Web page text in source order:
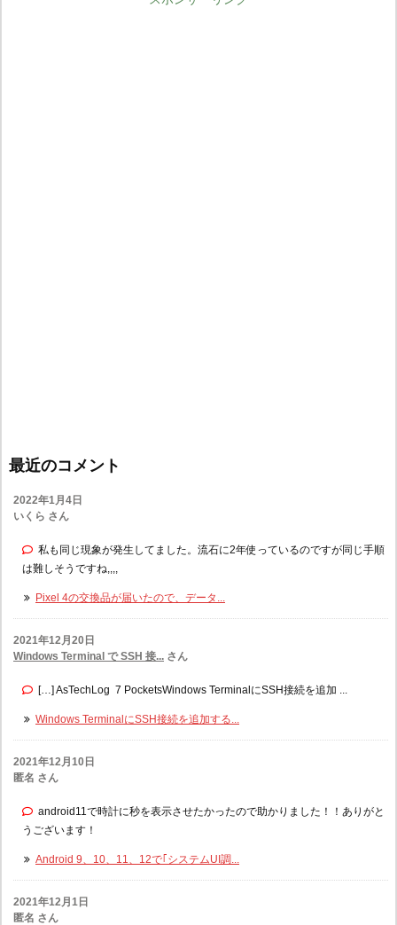
最近のコメント
2022年1月4日
いくら さん
私も同じ現象が発生してました。流石に2年使っているのですが同じ手順
は難しそうですね,,,,
Pixel 4の交換品が届いたので、データ...
2021年12月20日
Windows Terminal で SSH 接... さん
[…] AsTechLog 7 PocketsWindows TerminalにSSH接続を追加 ...
Windows TerminalにSSH接続を追加する...
2021年12月10日
匿名 さん
android11で時計に秒を表示させたかったので助かりました！！ありがと
うございます！
Android 9、10、11、12で｢システムUI調...
2021年12月1日
匿名 さん